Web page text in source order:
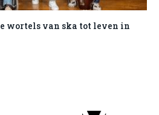
wortels van ska tot leven in